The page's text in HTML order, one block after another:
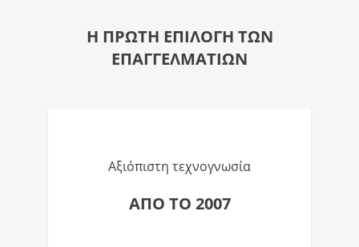
Η ΠΡΩΤΗ ΕΠΙΛΟΓΗ ΤΩΝ
ΕΠΑΓΓΕΛΜΑΤΙΩΝ
Αξιόπιστη τεχνογνωσία
ΑΠΟ ΤΟ 2007